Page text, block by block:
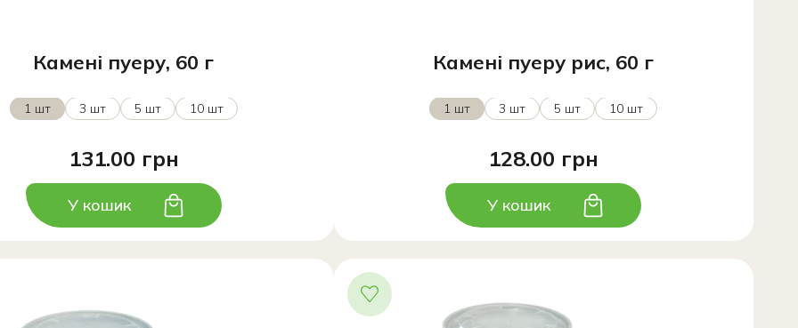
Камені пуеру, 60 г
1 шт 3 шт 5 шт 10 шт
131.00 грн
У кошик
Камені пуеру рис, 60 г
1 шт 3 шт 5 шт 10 шт
128.00 грн
У кошик